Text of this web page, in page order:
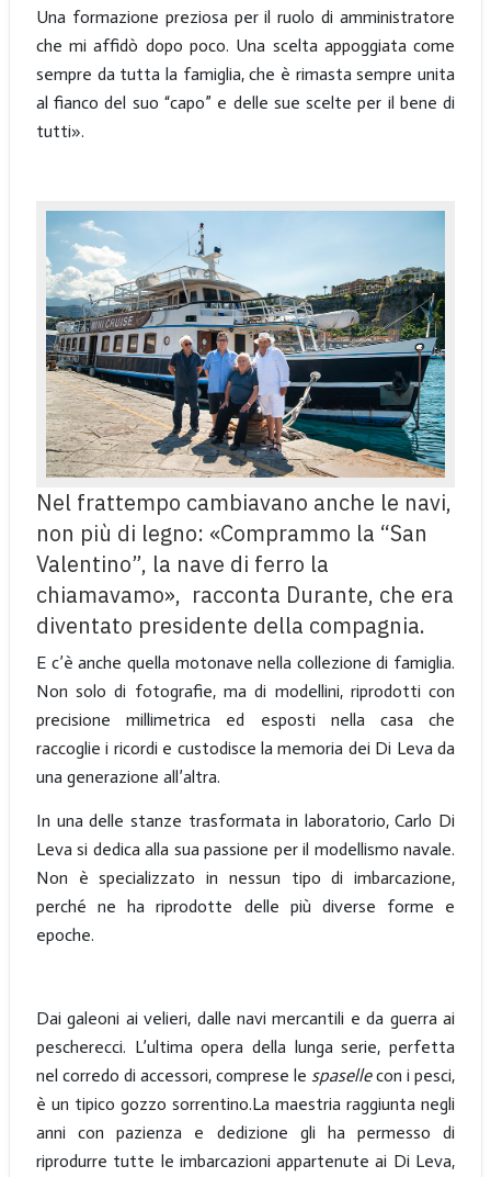
Una formazione preziosa per il ruolo di amministratore
che mi affidò dopo poco. Una scelta appoggiata come
sempre da tutta la famiglia, che è rimasta sempre unita
al fianco del suo “capo” e delle sue scelte per il bene di
tutti».
Nel frattempo cambiavano anche le navi,
non più di legno: «Comprammo la “San
Valentino”, la nave di ferro la
chiamavamo», racconta Durante, che era
diventato presidente della compagnia.
E c’è anche quella motonave nella collezione di famiglia.
Non solo di fotografie, ma di modellini, riprodotti con
precisione millimetrica ed esposti nella casa che
raccoglie i ricordi e custodisce la memoria dei Di Leva da
una generazione all’altra.
In una delle stanze trasformata in laboratorio, Carlo Di
Leva si dedica alla sua passione per il modellismo navale.
Non è specializzato in nessun tipo di imbarcazione,
perché ne ha riprodotte delle più diverse forme e
epoche.
Dai galeoni ai velieri, dalle navi mercantili e da guerra ai
pescherecci. L’ultima opera della lunga serie, perfetta
nel corredo di accessori, comprese le spasellecon i pesci,
è un tipico gozzo sorrentino.La maestria raggiunta negli
anni con pazienza e dedizione gli ha permesso di
riprodurre tutte le imbarcazioni appartenute ai Di Leva,